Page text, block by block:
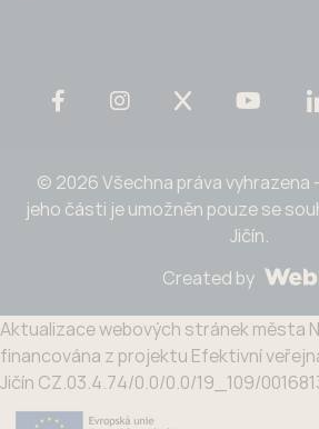
© 2026 Všechna práva vyhrazena
jeho části je umožněn pouze se
Jičín.
Created by
Aktualizace webových stránek města
financována z projektu Efektivní
Jičín CZ.03.4.74/0.0/0.0/19_109/